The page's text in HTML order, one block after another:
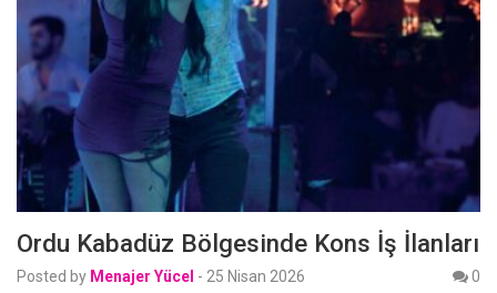
Ordu Kabadüz Bölgesinde Kons İş İlanları
Posted by Menajer Yücel - 25 Nisan 2026
0